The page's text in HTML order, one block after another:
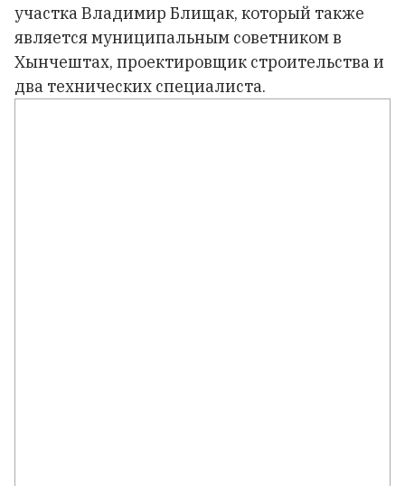
участка Владимир Блищак, который также
является муниципальным советником в
Хынчештах, проектировщик строительства и
два технических специалиста.